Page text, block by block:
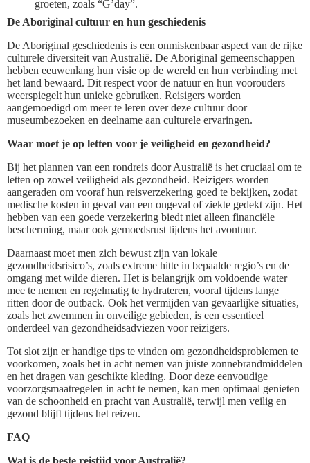
groeten, zoals “G’day”.
De Aboriginal cultuur en hun geschiedenis
De Aboriginal geschiedenis is een onmiskenbaar aspect van de rijke
culturele diversiteit van Australië. De Aboriginal gemeenschappen
hebben eeuwenlang hun visie op de wereld en hun verbinding met
het land bewaard. Dit respect voor de natuur en hun voorouders
weerspiegelt hun unieke gebruiken. Reisigers worden
aangemoedigd om meer te leren over deze cultuur door
museumbezoeken en deelname aan culturele ervaringen.
Waar moet je op letten voor je veiligheid en gezondheid?
Bij het plannen van een rondreis door Australië is het cruciaal om te
letten op zowel veiligheid als gezondheid. Reizigers worden
aangeraden om vooraf hun reisverzekering goed te bekijken, zodat
medische kosten in geval van een ongeval of ziekte gedekt zijn. Het
hebben van een goede verzekering biedt niet alleen financiële
bescherming, maar ook gemoedsrust tijdens het avontuur.
Daarnaast moet men zich bewust zijn van lokale
gezondheidsrisico’s, zoals extreme hitte in bepaalde regio’s en de
omgang met wilde dieren. Het is belangrijk om voldoende water
mee te nemen en regelmatig te hydrateren, vooral tijdens lange
ritten door de outback. Ook het vermijden van gevaarlijke situaties,
zoals het zwemmen in onveilige gebieden, is een essentieel
onderdeel van gezondheidsadviezen voor reizigers.
Tot slot zijn er handige tips te vinden om gezondheidsproblemen te
voorkomen, zoals het in acht nemen van juiste zonnebrandmiddelen
en het dragen van geschikte kleding. Door deze eenvoudige
voorzorgsmaatregelen in acht te nemen, kan men optimaal genieten
van de schoonheid en pracht van Australië, terwijl men veilig en
gezond blijft tijdens het reizen.
FAQ
Wat is de beste reistijd voor Australië?